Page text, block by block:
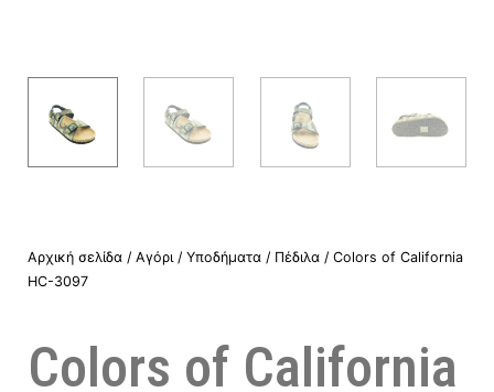
Αρχική σελίδα / Αγόρι / Υποδήματα / Πέδιλα / Colors of California
HC-3097
Colors of California